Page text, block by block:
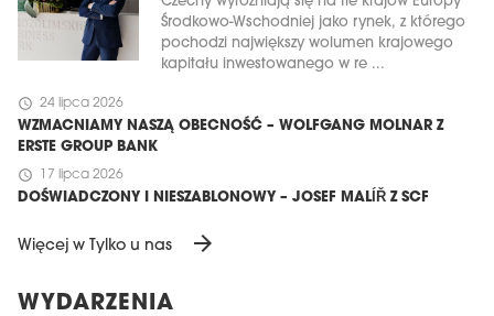
Środkowo-Wschodniej jako rynek, z którego
pochodzi największy wolumen krajowego
kapitału inwestowanego w re ...
schedule 24 lipca 2026
WZMACNIAMY NASZĄ OBECNOŚĆ – WOLFGANG MOLNAR Z
ERSTE GROUP BANK
schedule 17 lipca 2026
DOŚWIADCZONY I NIESZABLONOWY – JOSEF MALÍŘ Z SCF
Więcej w Tylko u nas arrow_forward
WYDARZENIA